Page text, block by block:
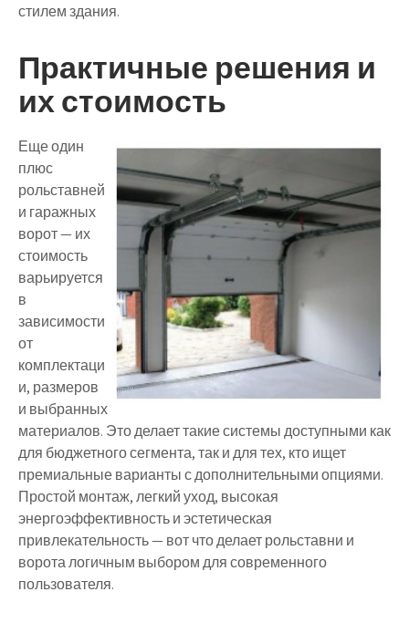
стилем здания.
Практичные решения и
их стоимость
Еще один
плюс
рольставней
и гаражных
ворот — их
стоимость
варьируется
в
зависимости
от
комплектаци
и, размеров
и выбранных
материалов. Это делает такие системы доступными как
для бюджетного сегмента, так и для тех, кто ищет
премиальные варианты с дополнительными опциями.
Простой монтаж, легкий уход, высокая
энергоэффективность и эстетическая
привлекательность — вот что делает рольставни и
ворота логичным выбором для современного
пользователя.